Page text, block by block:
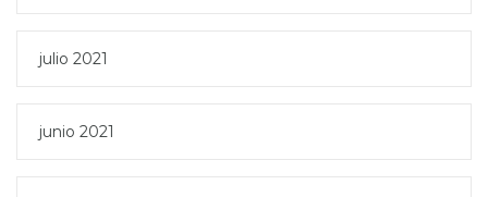
julio 2021
junio 2021